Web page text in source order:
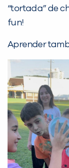
“tortada” de
fun!
Aprender
PEÇA
Não